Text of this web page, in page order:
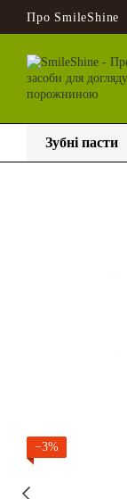
Перейти до
Про SmileShine
Зубні пасти
−3%